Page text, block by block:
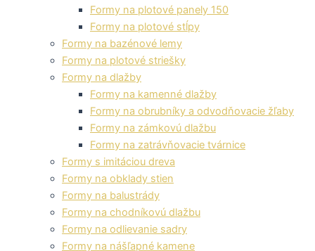
Formy na plotové panely 150
Formy na plotové stĺpy
Formy na bazénové lemy
Formy na plotové striešky
Formy na dlažby
Formy na kamenné dlažby
Formy na obrubníky a odvodňovacie žľaby
Formy na zámkovú dlažbu
Formy na zatrávňovacie tvárnice
Formy s imitáciou dreva
Formy na obklady stien
Formy na balustrády
Formy na chodníkovú dlažbu
Formy na odlievanie sadry
Formy na nášľapné kamene